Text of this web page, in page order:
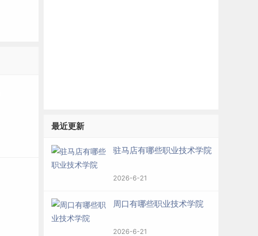
最近更新
驻马店有哪些职业技术学院
2026-6-21
周口有哪些职业技术学院
2026-6-21